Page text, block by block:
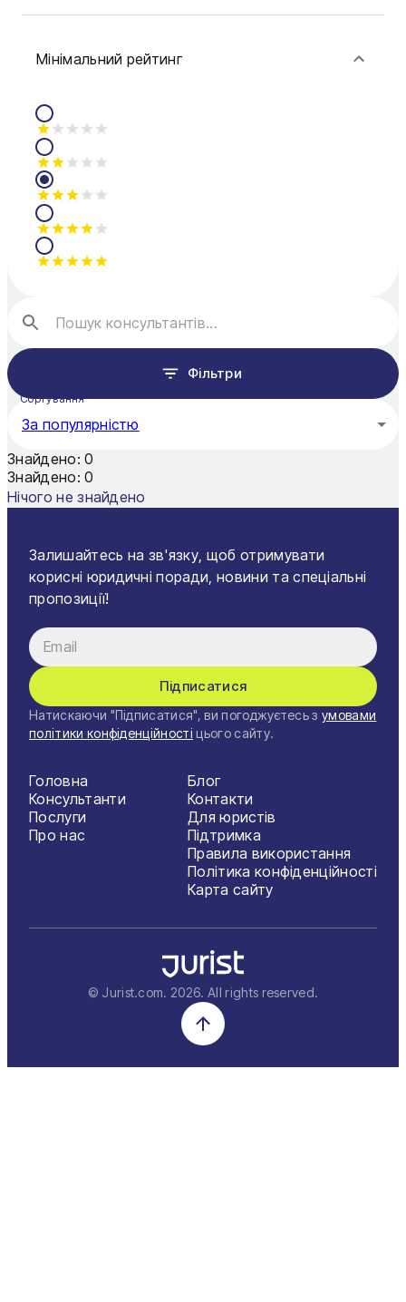
Миколаїв
Мукачево
Нікополь
Одеса
Олександрія
Павлоград
Рівне
Тернопіль
Ужгород
Умань
Харків
Хмельницький
Чернівці
Шостка
Київ
Львів
Мінімальний рейтинг
Фільтри
Сортування
За популярністю
Знайдено: 0
Знайдено: 0
Нічого не знайдено
Залишайтесь на зв'язку, щоб отримувати
корисні юридичні поради, новини та спеціальні
пропозиції!
Підписатися
Натискаючи "Підписатися", ви погоджуєтесь з умовами
політики конфіденційності цього сайту.
Головна
Консультанти
Послуги
Про нас
Блог
Контакти
Для юристів
Підтримка
Правила використання
Політика конфіденційності
Карта сайту
© Jurist.com. 2026. All rights reserved.